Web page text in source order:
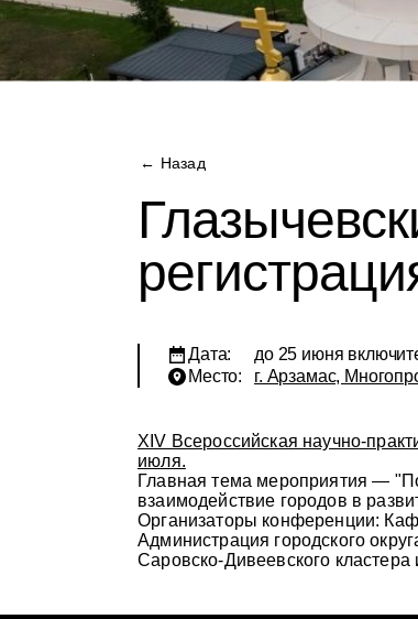
← Назад
Дата:
до 25 июня
Место:
г. Арзамас,
XIV Всероссийская научно-
июля.
Главная тема мероприятия —
взаимодействие городов в
Организаторы конференции:
Администрация городского
Саровско-Дивеевского